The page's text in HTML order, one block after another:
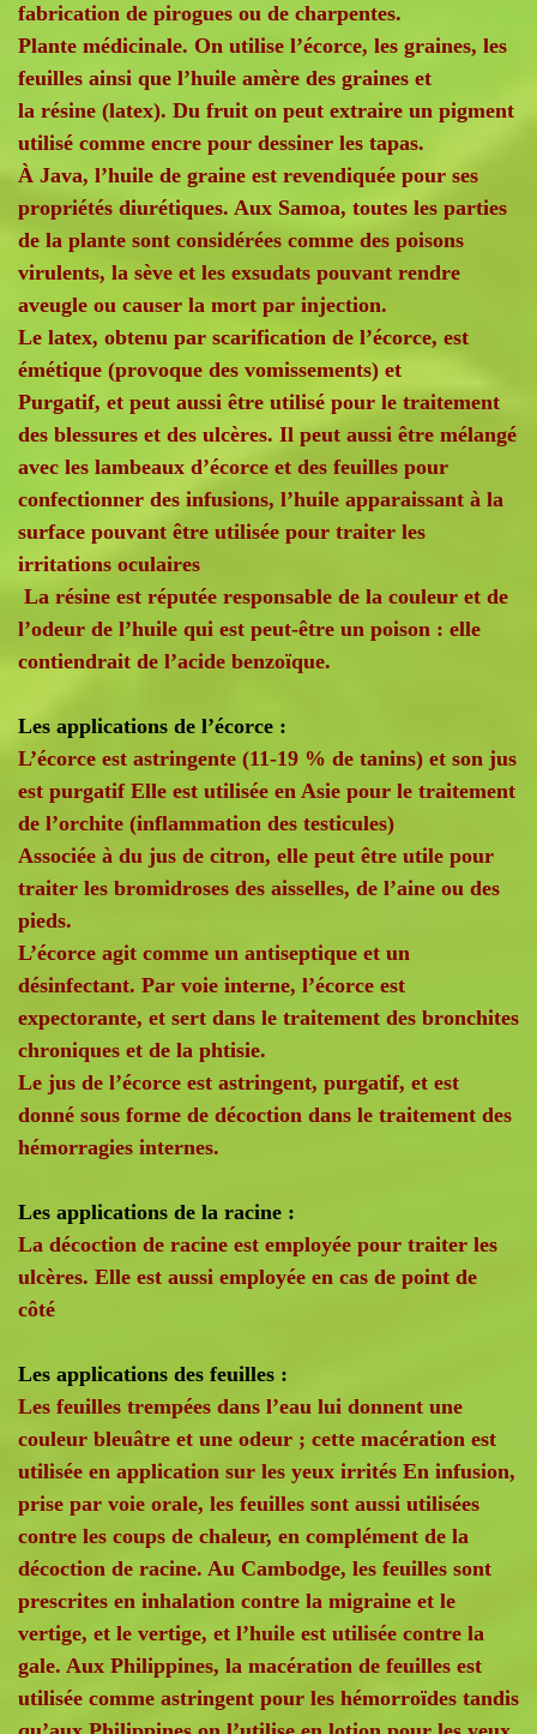
fabrication de pirogues ou de charpentes.
Plante médicinale. On utilise l’écorce, les graines, les
feuilles ainsi que l’huile amère des graines et
la résine (latex). Du fruit on peut extraire un pigment
utilisé comme encre pour dessiner les tapas.
À Java, l’huile de graine est revendiquée pour ses
propriétés diurétiques. Aux Samoa, toutes les parties
de la plante sont considérées comme des poisons
virulents, la sève et les exsudats pouvant rendre
aveugle ou causer la mort par injection.
Le latex, obtenu par scarification de l’écorce, est
émétique (provoque des vomissements) et
Purgatif, et peut aussi être utilisé pour le traitement
des blessures et des ulcères. Il peut aussi être mélangé
avec les lambeaux d’écorce et des feuilles pour
confectionner des infusions, l’huile apparaissant à la
surface pouvant être utilisée pour traiter les
irritations oculaires
La résine est réputée responsable de la couleur et de
l’odeur de l’huile qui est peut-être un poison : elle
contiendrait de l’acide benzoïque.
Les applications de l’écorce :
L’écorce est astringente (11-19 % de tanins) et son jus
est purgatif Elle est utilisée en Asie pour le traitement
de l’orchite (inflammation des testicules)
Associée à du jus de citron, elle peut être utile pour
traiter les bromidroses des aisselles, de l’aine ou des
pieds.
L’écorce agit comme un antiseptique et un
désinfectant. Par voie interne, l’écorce est
expectorante, et sert dans le traitement des bronchites
chroniques et de la phtisie.
Le jus de l’écorce est astringent, purgatif, et est
donné sous forme de décoction dans le traitement des
hémorragies internes.
Les applications de la racine :
La décoction de racine est employée pour traiter les
ulcères. Elle est aussi employée en cas de point de
côté
Les applications des feuilles :
Les feuilles trempées dans l’eau lui donnent une
couleur bleuâtre et une odeur ; cette macération est
utilisée en application sur les yeux irrités En infusion,
prise par voie orale, les feuilles sont aussi utilisées
contre les coups de chaleur, en complément de la
décoction de racine. Au Cambodge, les feuilles sont
prescrites en inhalation contre la migraine et le
vertige, et le vertige, et l’huile est utilisée contre la
gale. Aux Philippines, la macération de feuilles est
utilisée comme astringent pour les hémorroïdes tandis